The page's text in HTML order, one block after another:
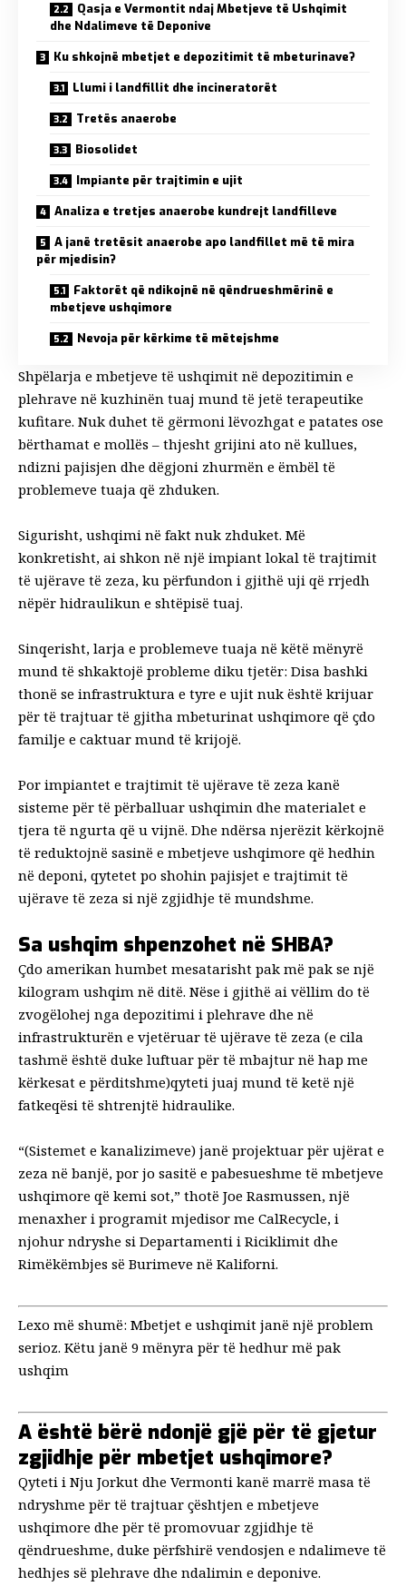
Qasja e Vermontit ndaj Mbetjeve të Ushqimit
dhe Ndalimeve të Deponive
Ku shkojnë mbetjet e depozitimit të mbeturinave?
Llumi i landfillit dhe incineratorët
Tretës anaerobe
Biosolidet
Impiante për trajtimin e ujit
Analiza e tretjes anaerobe kundrejt landfilleve
A janë tretësit anaerobe apo landfillet më të mira
për mjedisin?
Faktorët që ndikojnë në qëndrueshmërinë e
mbetjeve ushqimore
Nevoja për kërkime të mëtejshme
Shpëlarja e mbetjeve të ushqimit në depozitimin e
plehrave në kuzhinën tuaj mund të jetë terapeutike
kufitare. Nuk duhet të gërmoni lëvozhgat e patates ose
bërthamat e mollës – thjesht grijini ato në kullues,
ndizni pajisjen dhe dëgjoni zhurmën e ëmbël të
problemeve tuaja që zhduken.
Sigurisht, ushqimi në fakt nuk zhduket. Më
konkretisht, ai shkon në një impiant lokal të trajtimit
të ujërave të zeza, ku përfundon i gjithë uji që rrjedh
nëpër hidraulikun e shtëpisë tuaj.
Sinqerisht, larja e problemeve tuaja në këtë mënyrë
mund të shkaktojë probleme diku tjetër: Disa bashki
thonë se infrastruktura e tyre e ujit nuk është krijuar
për të trajtuar të gjitha mbeturinat ushqimore që çdo
familje e caktuar mund të krijojë.
Por impiantet e trajtimit të ujërave të zeza kanë
sisteme për të përballuar ushqimin dhe materialet e
tjera të ngurta që u vijnë. Dhe ndërsa njerëzit kërkojnë
të reduktojnë sasinë e mbetjeve ushqimore që hedhin
në deponi, qytetet po shohin pajisjet e trajtimit të
ujërave të zeza si një zgjidhje të mundshme.
Sa ushqim shpenzohet në SHBA?
Çdo amerikan humbet mesatarisht pak më pak se një
kilogram ushqim në ditë. Nëse i gjithë ai vëllim do të
zvogëlohej nga depozitimi i plehrave dhe në
infrastrukturën e vjetëruar të ujërave të zeza (e cila
tashmë është duke luftuar për të mbajtur në hap me
kërkesat e përditshme)qyteti juaj mund të ketë një
fatkeqësi të shtrenjtë hidraulike.
“(Sistemet e kanalizimeve) janë projektuar për ujërat e
zeza në banjë, por jo sasitë e pabesueshme të mbetjeve
ushqimore që kemi sot,” thotë Joe Rasmussen, një
menaxher i programit mjedisor me CalRecycle, i
njohur ndryshe si Departamenti i Riciklimit dhe
Rimëkëmbjes së Burimeve në Kaliforni.
Lexo më shumë: Mbetjet e ushqimit janë një problem
serioz. Këtu janë 9 mënyra për të hedhur më pak
ushqim
A është bërë ndonjë gjë për të gjetur
zgjidhje për mbetjet ushqimore?
Qyteti i Nju Jorkut dhe Vermonti kanë marrë masa të
ndryshme për të trajtuar çështjen e mbetjeve
ushqimore dhe për të promovuar zgjidhje të
qëndrueshme, duke përfshirë vendosjen e ndalimeve të
hedhjes së plehrave dhe ndalimin e deponive.